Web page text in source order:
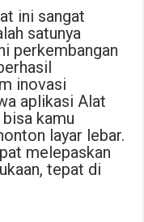
ini sangat
satunya
perkembangan
inovasi
aplikasi Alat
kamu
layar lebar.
melepaskan
tepat di